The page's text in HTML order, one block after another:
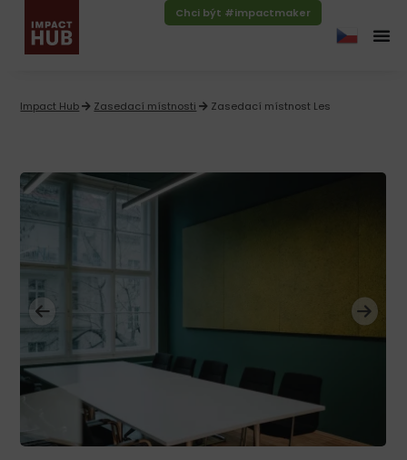
Chci být #impactmaker
Impact Hub Zasedací místnosti Zasedací místnost Les